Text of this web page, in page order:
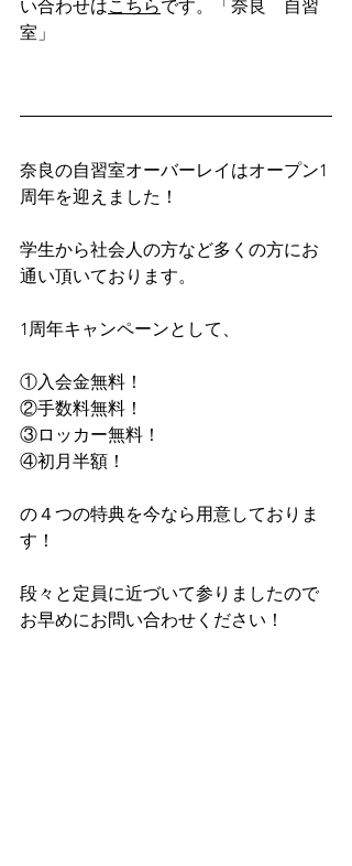
い合わせはこちらです。「奈良　自習
室」
奈良の自習室オーバーレイはオープン1
周年を迎えました！
学生から社会人の方など多くの方にお
通い頂いております。
1周年キャンペーンとして、
①入会金無料！
②手数料無料！
③ロッカー無料！
④初月半額！
の４つの特典を今なら用意しておりま
す！
段々と定員に近づいて参りましたので
お早めにお問い合わせください！